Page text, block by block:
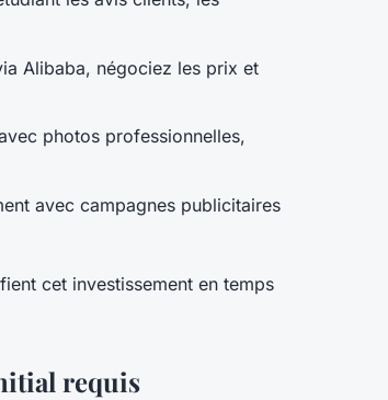
Alibaba, négociez les prix et
photos professionnelles,
avec campagnes publicitaires
cet investissement en temps
requis